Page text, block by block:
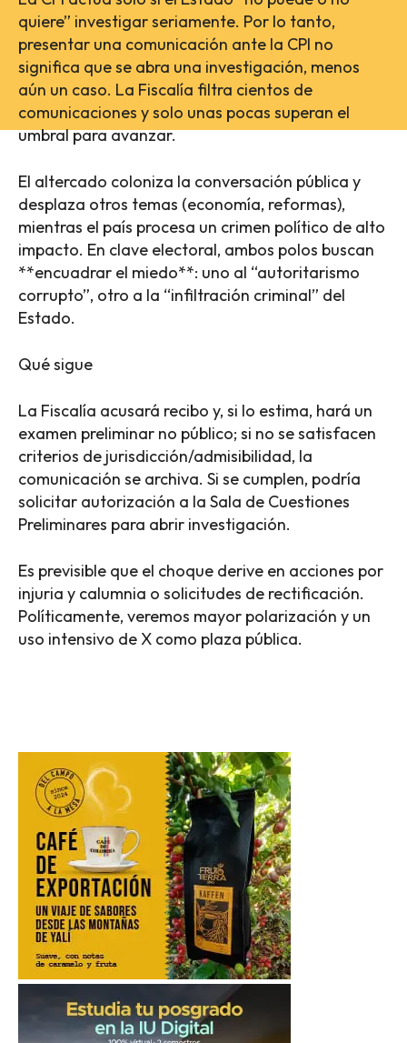
quiere” investigar seriamente. Por lo tanto,
presentar una comunicación ante la CPI no
significa que se abra una investigación, menos
aún un caso. La Fiscalía filtra cientos de
comunicaciones y solo unas pocas superan el
umbral para avanzar.
El altercado coloniza la conversación pública y
desplaza otros temas (economía, reformas),
mientras el país procesa un crimen político de alto
impacto. En clave electoral, ambos polos buscan
**encuadrar el miedo**: uno al “autoritarismo
corrupto”, otro a la “infiltración criminal” del
Estado.
Qué sigue
La Fiscalía acusará recibo y, si lo estima, hará un
examen preliminar no público; si no se satisfacen
criterios de jurisdicción/admisibilidad, la
comunicación se archiva. Si se cumplen, podría
solicitar autorización a la Sala de Cuestiones
Preliminares para abrir investigación.
Es previsible que el choque derive en acciones por
injuria y calumnia o solicitudes de rectificación.
Políticamente, veremos mayor polarización y un
uso intensivo de X como plaza pública.